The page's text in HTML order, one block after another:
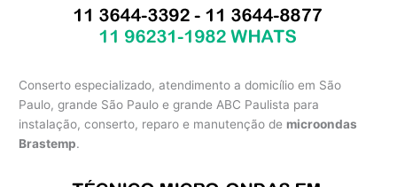
Conserto especializado, atendimento a domicílio em São
Paulo, grande São Paulo e grande ABC Paulista para
instalação, conserto, reparo e manutenção de microondas
Brastemp.